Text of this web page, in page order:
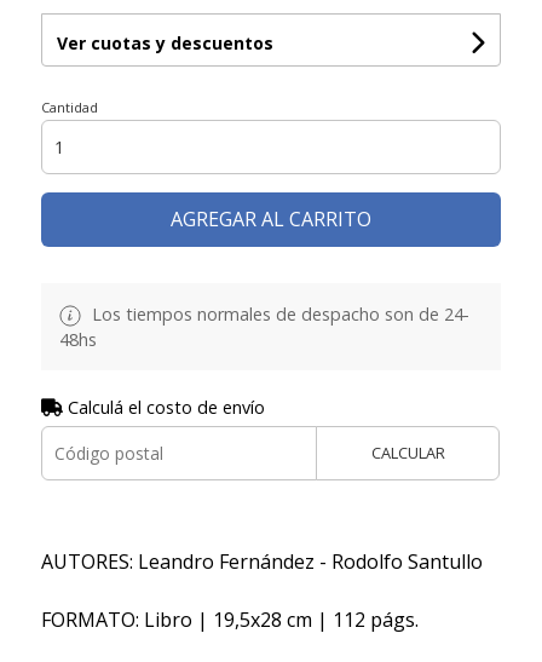
Ver cuotas y descuentos
Cantidad
AGREGAR AL CARRITO
Los tiempos normales de despacho son de 24-
48hs
Calculá el costo de envío
CALCULAR
AUTORES: Leandro Fernández - Rodolfo Santullo
FORMATO: Libro | 19,5x28 cm | 112 págs.